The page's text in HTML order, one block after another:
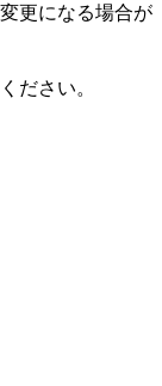
更になる場合が
ださい。